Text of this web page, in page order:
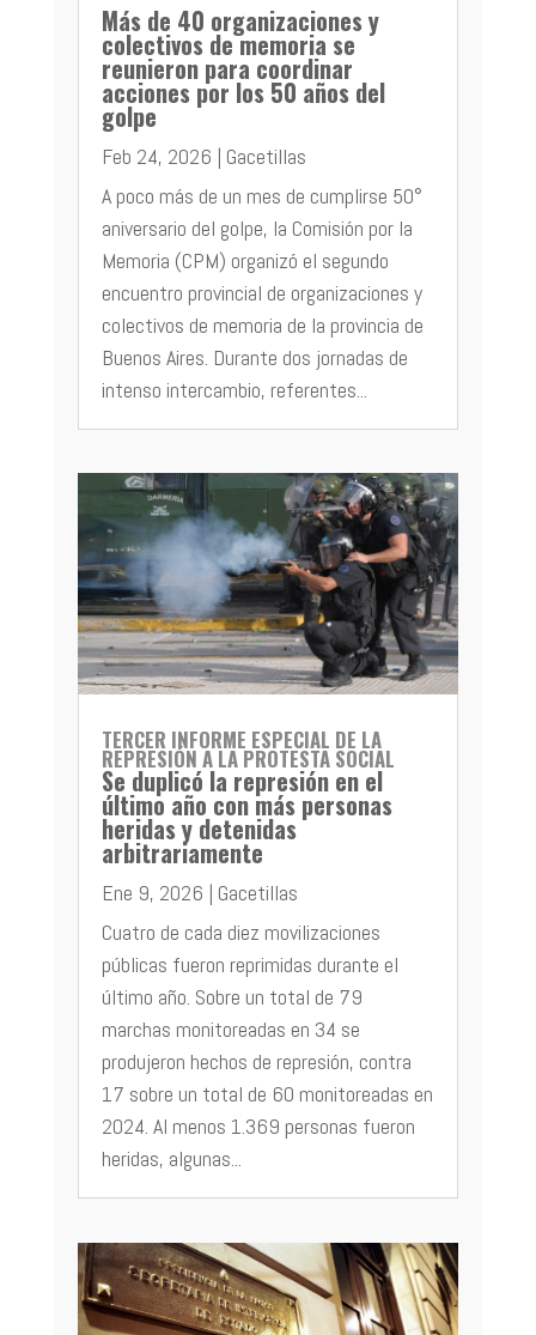
Más de 40 organizaciones y
colectivos de memoria se
reunieron para coordinar
acciones por los 50 años del
golpe
Feb 24, 2026 | Gacetillas
A poco más de un mes de cumplirse 50°
aniversario del golpe, la Comisión por la
Memoria (CPM) organizó el segundo
encuentro provincial de organizaciones y
colectivos de memoria de la provincia de
Buenos Aires. Durante dos jornadas de
intenso intercambio, referentes...
TERCER INFORME ESPECIAL DE LA
REPRESIÓN A LA PROTESTA SOCIAL
Se duplicó la represión en el
último año con más personas
heridas y detenidas
arbitrariamente
Ene 9, 2026 | Gacetillas
Cuatro de cada diez movilizaciones
públicas fueron reprimidas durante el
último año. Sobre un total de 79
marchas monitoreadas en 34 se
produjeron hechos de represión, contra
17 sobre un total de 60 monitoreadas en
2024. Al menos 1.369 personas fueron
heridas, algunas...